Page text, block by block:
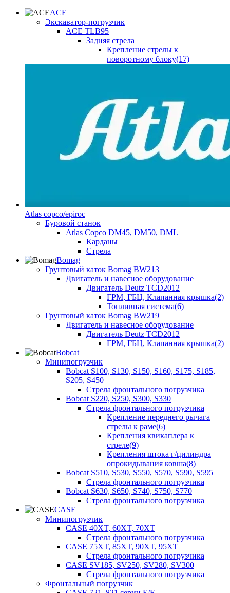
ACE
Экскаватор-погрузчик
ACE TLB95
Задняя стрела
Крепление стрелы к
поворотному блоку(17)
Atlas copco/epiroc
Буровой станок
Atlas Copco DM45, DM50, DML
Карданы
Стрела
Bomag
Грунтовый каток Bomag BW213
Двигатель и навесное оборудование
Двигатель Deutz TCD2012
ГРМ, ГБЦ, Клапанная крышка(2)
Топливная система(6)
Грунтовый каток Bomag BW219
Двигатель и навесное оборудование
Двигатель Deutz TCD2012
ГРМ, ГБЦ, Клапанная крышка(2)
Bobcat
Минипогрузчик
Bobcat S100, S130, S150, S160, S175, S185,
S205, S450
Стрела фронтального погрузчика
Bobcat S220, S250, S300, S330
Стрела фронтального погрузчика
Крепление переднего рычага
стрелы к раме(6)
Крепления квикаплера к
стреле(9)
Крепления штока г/цилиндра
опрокидывания ковша(8)
Bobcat S510, S530, S550, S570, S590, S595
Стрела фронтального погрузчика
Bobcat S630, S650, S740, S750, S770
Стрела фронтального погрузчика
CASE
Минипогрузчик
CASE 40XT, 60XT, 70XT
Стрела фронтального погрузчика
CASE 75XT, 85XT, 90XT, 95XT
Стрела фронтального погрузчика
CASE SV185, SV250, SV280, SV300
Стрела фронтального погрузчика
Фронтальный погрузчик